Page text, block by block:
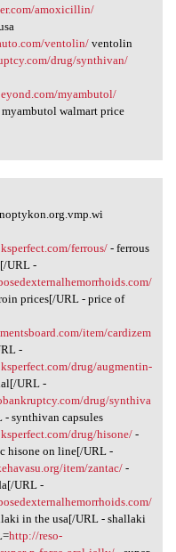
amoxicillin/
ventolin/ventolin
drug/synthivan/
myambutol/
walmart price
ferrous/- ferrous
URL -
prices[/URL - price of
item/cardizem
-
drug/augmentin-
URL -
drug/synthiva
synthivan capsules
drug/hisone/-
hisone on line[/URL -
item/zantac/-
URL -
in the usa[/URL - shallaki
http://reso-